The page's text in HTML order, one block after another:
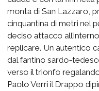
monta di San Lazzaro,
cinquantina di metri nel
deciso attacco
replicare. Un autentico
dal fantino sardo-
verso il trionfo
Paolo Verri il Drappo